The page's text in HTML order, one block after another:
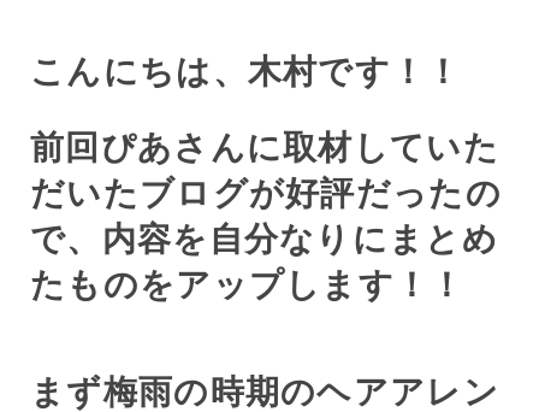
こんにちは、木村です！！
前回ぴあさんに取材していた
だいたブログが好評だったの
で、内容を自分なりにまとめ
たものをアップします！！
まず梅雨の時期のヘアアレン